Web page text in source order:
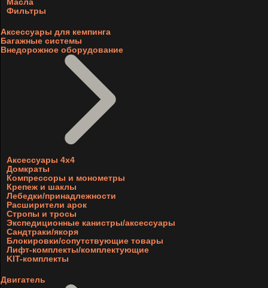
Фильтры
Аксессуары для кемпинга
Багажные системы
Внедорожное оборудование
Аксессуары 4х4
Домкраты
Компрессоры и монометры
Крепеж и шаклы
Лебедки/принадлежности
Расширители арок
Стропы и тросы
Экспедиционные канистры/аксессуары
Сандтраки/якоря
Блокировки/сопутствующие товары
Лифт-комплекты/комплектующие
KIT-комплекты
Двигатель